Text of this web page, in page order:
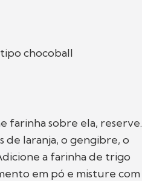
chocoball
farinha sobre ela, reserve.
de laranja, o gengibre, o
a farinha de trigo
em pó e misture com